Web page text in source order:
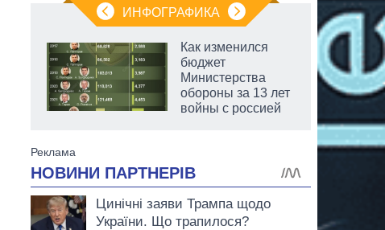
ИНФОГРАФИКА
Как изменился
бюджет
Министерства
обороны за 13 лет
войны с россией